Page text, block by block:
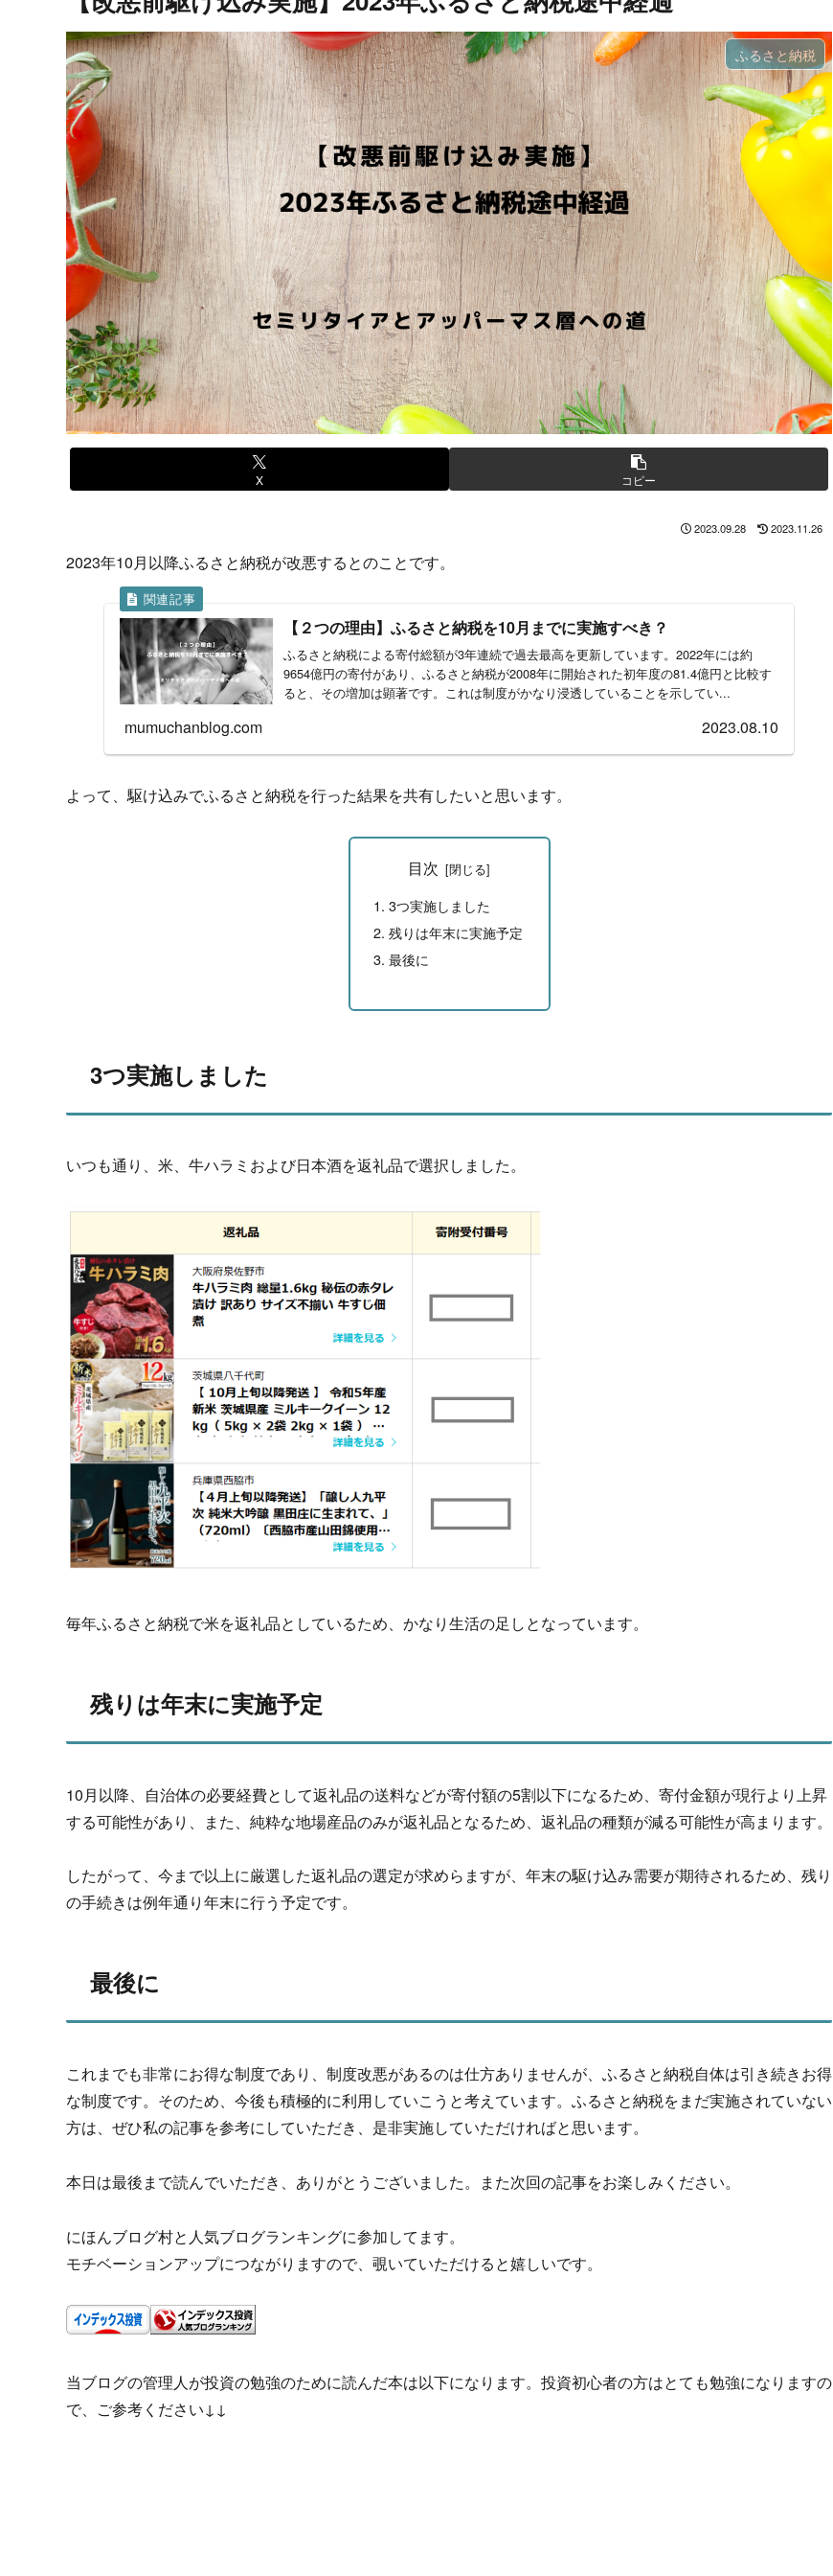
ふるさと納税
X コピー
2023.09.28 2023.11.26
2023年10月以降ふるさと納税が改悪するとのことです。
【２つの理由】ふるさと納税を10月までに実施すべき？
ふるさと納税による寄付総額が3年連続で過去最高を更新しています。2022年には約
9654億円の寄付があり、ふるさと納税が2008年に開始された初年度の81.4億円と比較す
ると、その増加は顕著です。これは制度がかなり浸透していることを示してい...
mumuchanblog.com 2023.08.10
よって、駆け込みでふるさと納税を行った結果を共有したいと思います。
目次
3つ実施しました
残りは年末に実施予定
最後に
3つ実施しました
いつも通り、米、牛ハラミおよび日本酒を返礼品で選択しました。
毎年ふるさと納税で米を返礼品としているため、かなり生活の足しとなっています。
残りは年末に実施予定
10月以降、自治体の必要経費として返礼品の送料などが寄付額の5割以下になるため、寄付金額が現行より上昇
する可能性があり、また、純粋な地場産品のみが返礼品となるため、返礼品の種類が減る可能性が高まります。
したがって、今まで以上に厳選した返礼品の選定が求めらますが、年末の駆け込み需要が期待されるため、残り
の手続きは例年通り年末に行う予定です。
最後に
これまでも非常にお得な制度であり、制度改悪があるのは仕方ありませんが、ふるさと納税自体は引き続きお得
な制度です。そのため、今後も積極的に利用していこうと考えています。ふるさと納税をまだ実施されていない
方は、ぜひ私の記事を参考にしていただき、是非実施していただければと思います。
本日は最後まで読んでいただき、ありがとうございました。また次回の記事をお楽しみください。
にほんブログ村と人気ブログランキングに参加してます。
モチベーションアップにつながりますので、覗いていただけると嬉しいです。
当ブログの管理人が投資の勉強のために読んだ本は以下になります。投資初心者の方はとても勉強になりますの
で、ご参考ください↓↓